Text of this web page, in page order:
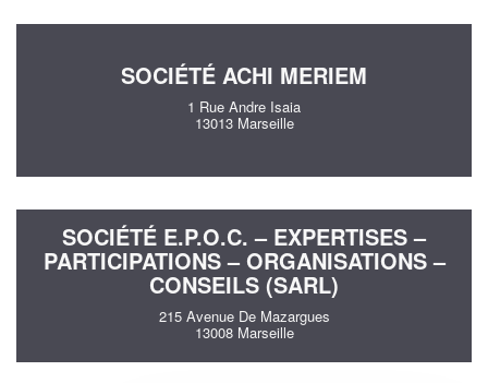
SOCIÉTÉ ACHI MERIEM
1 Rue Andre Isaia
13013 Marseille
SOCIÉTÉ E.P.O.C. – EXPERTISES –
PARTICIPATIONS – ORGANISATIONS –
CONSEILS (SARL)
215 Avenue De Mazargues
13008 Marseille